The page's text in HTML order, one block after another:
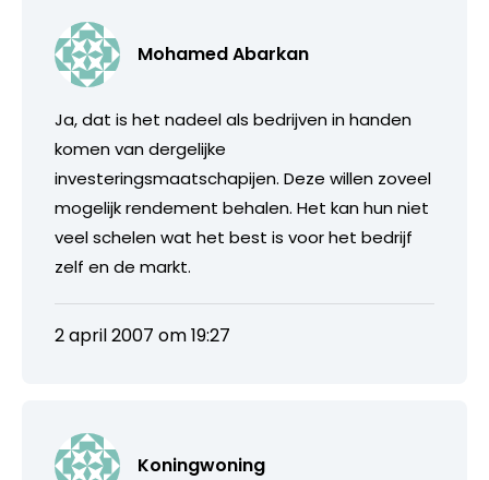
Mohamed Abarkan
Ja, dat is het nadeel als bedrijven in handen
komen van dergelijke
investeringsmaatschapijen. Deze willen zoveel
mogelijk rendement behalen. Het kan hun niet
veel schelen wat het best is voor het bedrijf
zelf en de markt.
2 april 2007 om 19:27
Koningwoning